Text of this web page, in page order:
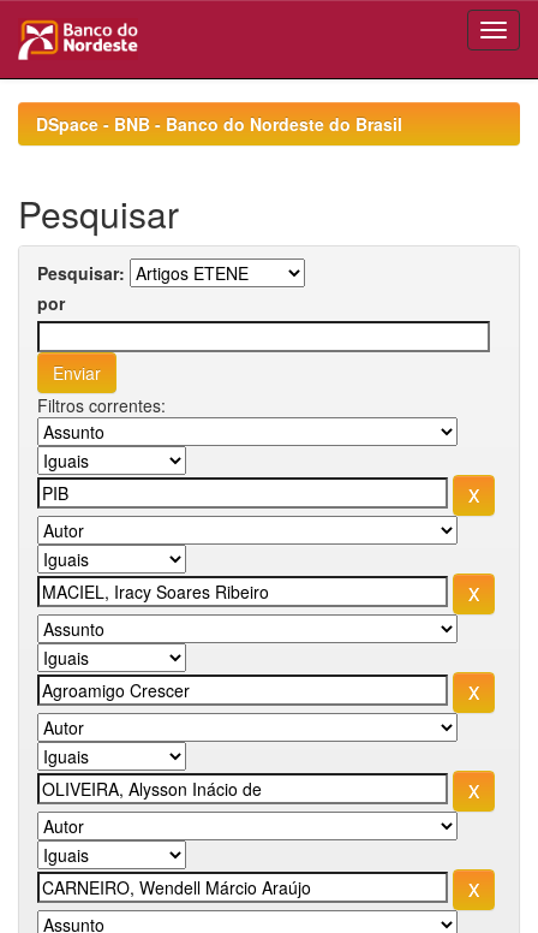
navigationDSpace - BNB - Banco do Nordeste do Brasil
Pesquisar
Pesquisar:
por
Filtros correntes: